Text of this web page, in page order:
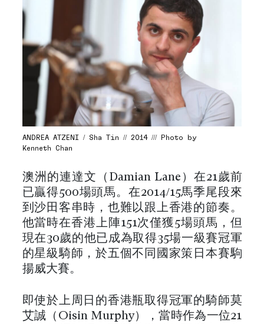
ANDREA ATZENI / Sha Tin // 2014 /// Photo by
Kenneth Chan
澳洲的連達文（Damian Lane）在21歲前
已贏得500場頭馬。在2014/15馬季尾段來
到沙田客串時，也難以跟上香港的節奏。
他當時在香港上陣151次僅獲5場頭馬，但
現在30歲的他已成為取得35場一級賽冠軍
的星級騎師，於五個不同國家策日本賽駒
揚威大賽。
即使於上周日的香港瓶取得冠軍的騎師莫
艾誠（Oisin Murphy），當時作為一位21